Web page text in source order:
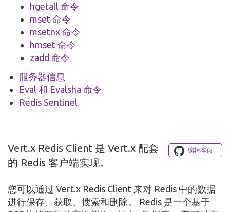
hgetall 命令
mset 命令
msetnx 命令
hmset 命令
zadd 命令
服务器信息
Eval 和 Evalsha 命令
Redis Sentinel
编辑本页
Vert.x Redis Client 是 Vert.x 配套
的 Redis 客户端实现。
您可以通过 Vert.x Redis Client 来对 Redis 中的数据
进行保存、获取、搜索和删除。 Redis 是一个基于